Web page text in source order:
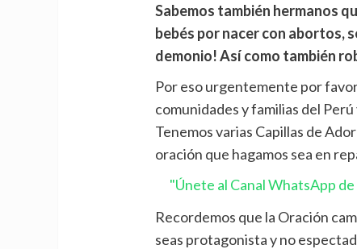
Sabemos también hermanos
bebés por nacer con abortos,
demonio! Así como también
Por eso urgentemente por
comunidades y familias del
Tenemos varias Capillas de
oración que hagamos sea en
"Únete al Canal WhatsApp
Recordemos que la Oración
seas protagonista y no